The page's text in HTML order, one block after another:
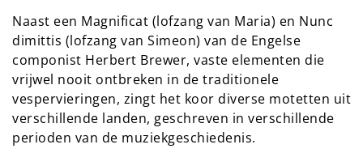
Naast een Magnificat (lofzang van Maria) en Nunc
dimittis (lofzang van Simeon) van de Engelse
componist Herbert Brewer, vaste elementen die
vrijwel nooit ontbreken in de traditionele
vespervieringen, zingt het koor diverse motetten uit
verschillende landen, geschreven in verschillende
perioden van de muziekgeschiedenis.